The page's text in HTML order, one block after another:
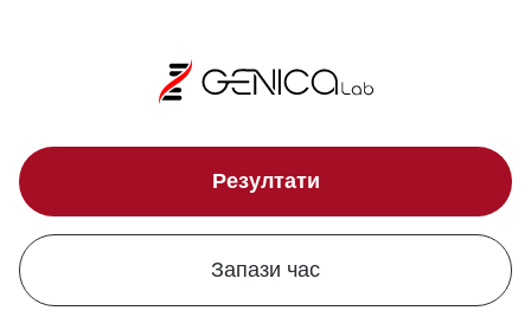
Резултати
Запази час